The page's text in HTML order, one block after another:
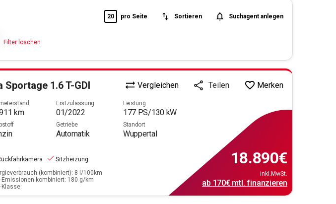
Schwarz
Filter löschen
20 pro Seite Sortieren Suchagent anlegen
Filter löschen
Sportage 1.6 T-GDI Vergleichen Teilen Merken
km
Erstzulassung
01/2022
Leistung
177 PS/130 kW
Getriebe
Automatik
Standort
Wuppertal
Sitzheizung
(kombiniert): 8 l/100km
Emissionen kombiniert: 180 g/km
Klasse:
18.890€
inkl.MwSt.
ab 170€mtl. finanzieren